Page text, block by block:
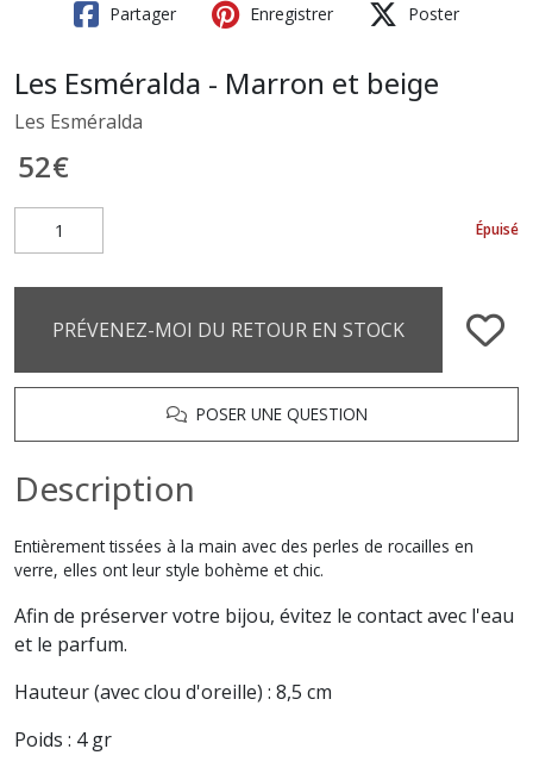
Partager Enregistrer Poster
Les Esméralda - Marron et beige
Les Esméralda
52€
Épuisé
PRÉVENEZ-MOI DU RETOUR EN STOCK
POSER UNE QUESTION
Description
Entièrement tissées à la main avec des perles de rocailles en
verre, elles ont leur style bohème et chic.
Afin de préserver votre bijou, évitez le contact avec l'eau
et le parfum.
Hauteur (avec clou d'oreille) : 8,5 cm
Poids : 4 gr